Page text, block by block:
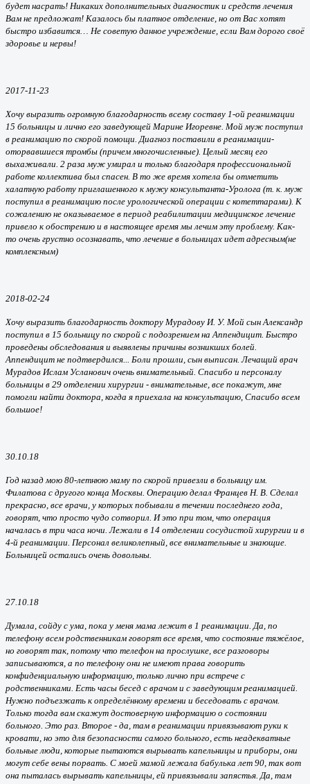
будет насрать! Никаких дополнительных диагностик и средств лечения
Вам не предложат! Казалось бы платное отделение, но от Вас хотят
быстро избавится… Не советую данное учреждение, если Вам дорого своё
здоровье и нервы!
2017-11-23
Хочу выразить огромную благодарность всему составу 1-ой реанимации
15 больницы и лично его заведующей Марине Игоревне. Мой муж поступил
в реанимацию по скорой помощи. Диагноз поставили в реанимации-
оторвавшиеся тромбы (причем многочисленные). Целый месяц его
выхаживали. 2 раза муж умирал и только благодаря профессиональной
работе коллектива был спасен. В то же время хотела бы отметить
халатную работу приглашенного к мужу консультанта-Уролога (т. к. муж
поступил в реанимацию после урологической операции с котеттарами). К
сожалению не оказываемое в период реабилитации медицинское лечение
привело к обострению и в настоящее время мы лечим эту проблему. Как-
то очень грустно осознавать, что лечение в больницах идет адресным(не
комплексным)
2018-02-24
Хочу выразить благодарность доктору Мурадову И. У. Мой сын Александр
поступил в 15 больницу по скорой с подозрением на Аппендицит. Быстро
проведены обследования и выявлены причины возникших болей.
Аппендицит не подтвердился... Боли прошли, сын выписан. Лечащий врач
Мурадов Ислам Усланович очень внимательный. Спасибо и персоналу
больницы в 29 отделении хирургии - внимательные, все покажут, мне
помогли найти доктора, когда я приехала на консультацию, Спасибо всем
большое!
30.10.18
Год назад мою 80-летнюю маму по скорой привезли в больницу им.
Филатова с другого конца Москвы. Операцию делал Францев Н. В. Сделал
прекрасно, все врачи, у которых побывали в течении последнего года,
говорят, что просто чудо сотворил. И это при том, что операция
началась в три часа ночи. Лежали в 14 отделении сосудистой хирургии и в
4-й реанимации. Персонал великолепный, все внимательные и знающие.
Больницей остались очень довольны.
27.10.18
Думала, сойду с ума, пока у меня мама лежит в 1 реанимации. Да, по
телефону всем родственникам говорят все время, что состояние тяжёлое,
но говорят так, потому что телефон на прослушке, все разговоры
записываются, а по телефону они не имеют права говорить
конфиденциальную информацию, только лично при встрече с
родственниками. Есть часы бесед с врачом и с заведующим реанимацией.
Нужно подъезжать к определённому времени и беседовать с врачом.
Только тогда вам скажут достоверную информацию о состоянии
больного. Это раз. Второе - да, там в реанимации привязывают руки к
кровати, но это для безопасности самого больного, есть неадекватные
больные люди, которые пытаются вырывать капельницы и приборы, они
могут себе вены порвать. С моей мамой лежала бабулька лет 90, так вот
она пыталась вырывать капельницы, ей привязывали запястья. Да, там